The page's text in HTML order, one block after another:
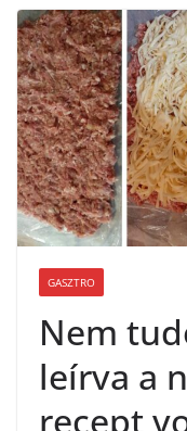
GASZTRO
Nem
leírva a
recept